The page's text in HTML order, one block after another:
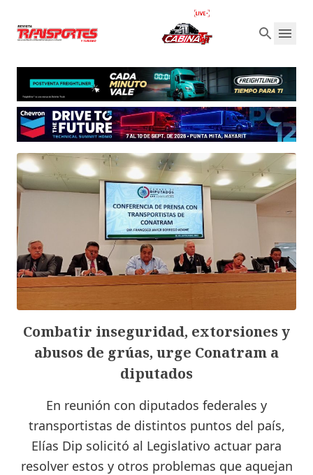
Combatir inseguridad, extorsiones y
abusos de grúas, urge Conatram a
diputados
En reunión con diputados federales y
transportistas de distintos puntos del país,
Elías Dip solicitó al Legislativo actuar para
resolver estos y otros problemas que aquejan